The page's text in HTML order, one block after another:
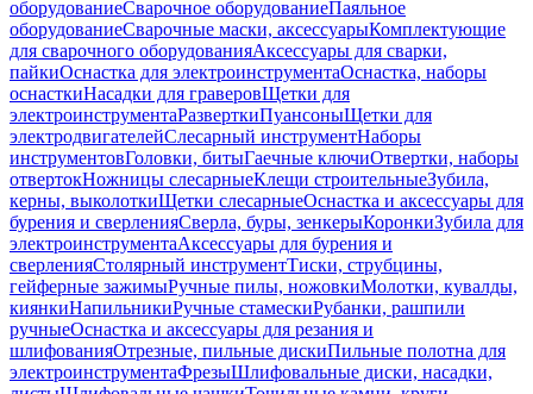
оборудованиеСварочное оборудованиеПаяльное
оборудованиеСварочные маски, аксессуарыКомплектующие
для сварочного оборудованияАксессуары для сварки,
пайкиОснастка для электроинструментаОснастка, наборы
оснасткиНасадки для граверовЩетки для
электроинструментаРазверткиПуансоныЩетки для
электродвигателейСлесарный инструментНаборы
инструментовГоловки, битыГаечные ключиОтвертки, наборы
отвертокНожницы слесарныеКлещи строительныеЗубила,
керны, выколоткиЩетки слесарныеОснастка и аксессуары для
бурения и сверленияСверла, буры, зенкерыКоронкиЗубила для
электроинструментаАксессуары для бурения и
сверленияСтолярный инструментТиски, струбцины,
гейферные зажимыРучные пилы, ножовкиМолотки, кувалды,
киянкиНапильникиРучные стамескиРубанки, рашпили
ручныеОснастка и аксессуары для резания и
шлифованияОтрезные, пильные дискиПильные полотна для
электроинструментаФрезыШлифовальные диски, насадки,